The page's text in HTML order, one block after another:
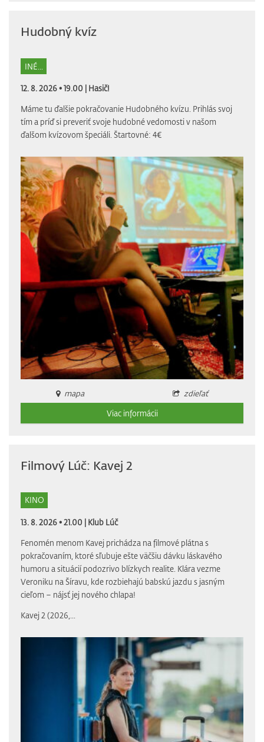
Hudobný kvíz
INÉ...
12. 8. 2026 • 19.00 | Hasič!
Máme tu ďalšie pokračovanie Hudobného kvízu. Prihlás svoj
tím a príď si preveriť svoje hudobné vedomosti v našom
ďalšom kvízovom špeciáli. Štartovné: 4€
mapa
zdieľať
Viac informácii
Filmový Lúč: Kavej 2
KINO
13. 8. 2026 • 21.00 | Klub Lúč
Fenomén menom Kavej prichádza na filmové plátna s
pokračovaním, ktoré sľubuje ešte väčšiu dávku láskavého
humoru a situácií podozrivo blízkych realite. Klára vezme
Veroniku na Šíravu, kde rozbiehajú babskú jazdu s jasným
cieľom – nájsť jej nového chlapa!
Kavej 2 (2026,...